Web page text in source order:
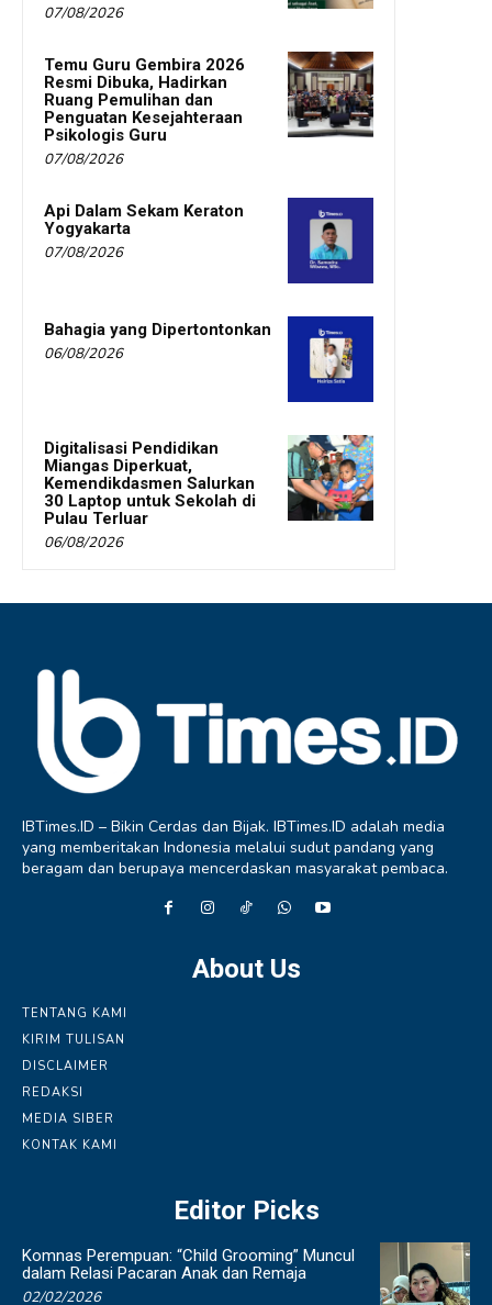
07/08/2026
Temu Guru Gembira 2026
Resmi Dibuka, Hadirkan
Ruang Pemulihan dan
Penguatan Kesejahteraan
Psikologis Guru
07/08/2026
Api Dalam Sekam Keraton
Yogyakarta
07/08/2026
Bahagia yang Dipertontonkan
06/08/2026
Digitalisasi Pendidikan
Miangas Diperkuat,
Kemendikdasmen Salurkan
30 Laptop untuk Sekolah di
Pulau Terluar
06/08/2026
IBTimes.ID – Bikin Cerdas dan Bijak. IBTimes.ID adalah media
yang memberitakan Indonesia melalui sudut pandang yang
beragam dan berupaya mencerdaskan masyarakat pembaca.
About Us
TENTANG KAMI
KIRIM TULISAN
DISCLAIMER
REDAKSI
MEDIA SIBER
KONTAK KAMI
Editor Picks
Komnas Perempuan: “Child Grooming” Muncul
dalam Relasi Pacaran Anak dan Remaja
02/02/2026